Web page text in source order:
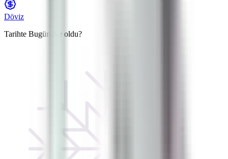
Döviz
Tarihte Bugün
Ne oldu?